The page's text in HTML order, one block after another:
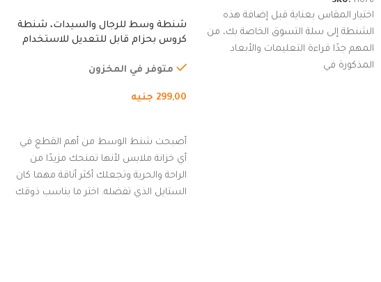
اختيار المقاس بعناية قبل إضافة هذه
الشنطة إلى سلة التسوق الخاصة بك، من
المهم جدًا قراءة التعليمات والأبعاد
المذكورة في
شنطة وسط للرجال والسيدات، شنطة
كروس بحزام قابل للتعديل للاستخدام
المشي لمسافات طويلة، وركوب
متوفر في المخزون
299,00 جنيه
أصبحت شنط الوسط من أهم القطع في
أي خزانة ملابس لأنها تمنحك مزيدًا من
الراحة والحرية وتجعلك أكثر أناقة مهما كان
الستايل الذي تفضله. اختر ما يناسب ذوقك